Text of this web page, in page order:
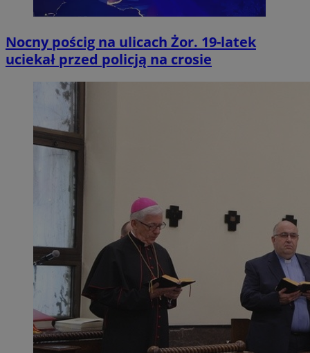
Nocny pościg na ulicach Żor. 19-latek
uciekał przed policją na crosie